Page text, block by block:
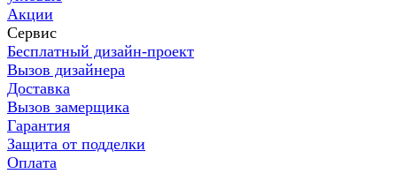
Акции
Сервис
Бесплатный дизайн-проект
Вызов дизайнера
Доставка
Вызов замерщика
Гарантия
Защита от подделки
Оплата